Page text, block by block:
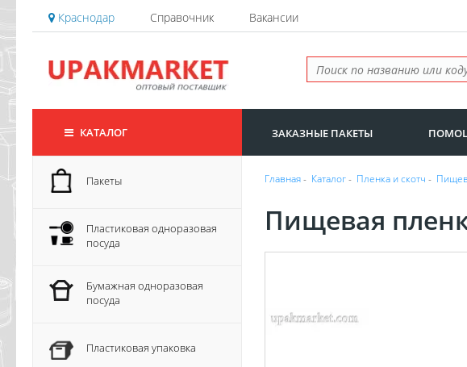
Краснодар Справочник Вакансии
КАТАЛОГ ЗАКАЗНЫЕ ПАКЕТЫ
Пакеты
Пластиковая одноразовая
посуда
Бумажная одноразовая
посуда
Пластиковая упаковка
Главная- Каталог- Пленка и скотч -
Пищевая